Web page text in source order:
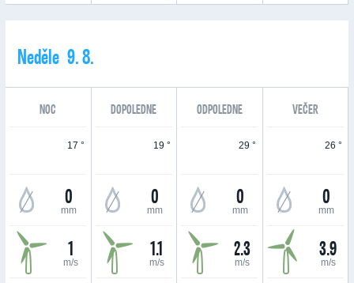
Neděle 9. 8.
NOC DOPOLEDNE ODPOLEDNE VEČER
17 °
0
mm
1
m/s
19 °
0
mm
1.1
m/s
29 °
0
mm
2.3
m/s
26 °
0
mm
3.9
m/s